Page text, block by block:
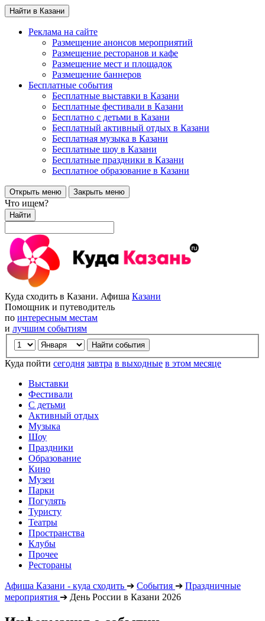
Найти в Казани
Реклама на сайте
Размещение анонсов мероприятий
Размещение ресторанов и кафе
Размещение мест и площадок
Размещение баннеров
Бесплатные события
Бесплатные выставки в Казани
Бесплатные фестивали в Казани
Бесплатно с детьми в Казани
Бесплатный активный отдых в Казани
Бесплатная музыка в Казани
Бесплатные шоу в Казани
Бесплатные праздники в Казани
Бесплатное образование в Казани
Открыть меню Закрыть меню
Что ищем?
Найти
Куда сходить в Казани. Афиша Казани
Помощник и путеводитель
по интересным местам
и лучшим событиям
Куда пойти сегодня завтра в выходные в этом месяце
Выставки
Фестивали
С детьми
Активный отдых
Музыка
Шоу
Праздники
Образование
Кино
Музеи
Парки
Погулять
Туристу
Театры
Пространства
Клубы
Прочее
Рестораны
Афиша Казани - куда сходить ➔ События ➔ Праздничные
мероприятия ➔ День России в Казани 2026